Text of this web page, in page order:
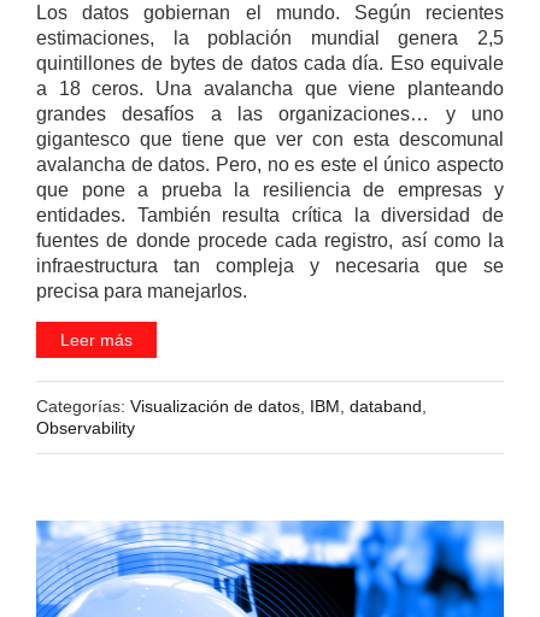
Los datos gobiernan el mundo. Según recientes
estimaciones, la población mundial genera 2,5
quintillones de bytes de datos cada día. Eso equivale
a 18 ceros. Una avalancha que viene planteando
grandes desafíos a las organizaciones… y uno
gigantesco que tiene que ver con esta descomunal
avalancha de datos. Pero, no es este el único aspecto
que pone a prueba la resiliencia de empresas y
entidades. También resulta crítica la diversidad de
fuentes de donde procede cada registro, así como la
infraestructura tan compleja y necesaria que se
precisa para manejarlos.
Leer más
Categorías: Visualización de datos IBM databand
Observability